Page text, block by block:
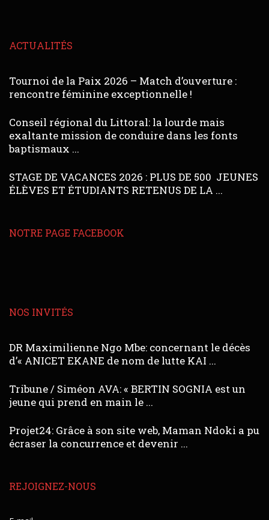
ACTUALITÉS
Tournoi de la Paix 2026 – Match d’ouverture :
rencontre féminine exceptionnelle !
Conseil régional du Littoral: la lourde mais
exaltante mission de conduire dans les fonts
baptismaux ...
STAGE DE VACANCES 2026 : PLUS DE 500 JEUNES
ÉLÈVES ET ÉTUDIANTS RETENUS DE LA ...
NOTRE PAGE FACEBOOK
NOS INVITÉS
DR Maximilienne Ngo Mbe: concernant le décès
d’« ANICET EKANE de nom de lutte KAI ...
Tribune / Siméon AVA: « BERTIN SOGNIA est un
jeune qui prend en main le ...
Projet24: Grâce à son site web, Maman Ndoki a pu
écraser la concurrence et devenir ...
REJOIGNEZ-NOUS